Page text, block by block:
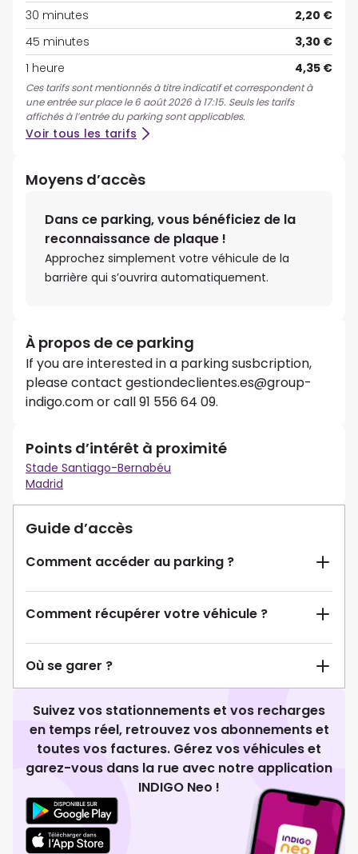
30 minutes
2,20 €
45 minutes
3,30 €
1 heure
4,35 €
Ces tarifs sont mentionnés à titre indicatif et correspondent à
une entrée sur place le 6 août 2026 à 17:15. Seuls les tarifs
affichés à l’entrée du parking sont applicables.
Voir tous les tarifs
Moyens d’accès
Dans ce parking, vous bénéficiez de la
reconnaissance de plaque !
Approchez simplement votre véhicule de la
barrière qui s’ouvrira automatiquement.
À propos de ce parking
If you are interested in a parking susbcription,
please contact gestiondeclientes.es@group-
indigo.com or call 91 556 64 09.
Points d’intérêt à proximité
Stade Santiago-Bernabéu
Madrid
Guide d’accès
Comment accéder au parking ?
Comment récupérer votre véhicule ?
Où se garer ?
Suivez vos stationnements et vos recharges
en temps réel, retrouvez vos abonnements et
toutes vos factures. Gérez vos véhicules et
garez-vous dans la rue avec notre application
INDIGO Neo !